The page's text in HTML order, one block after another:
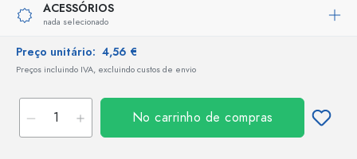
ACESSÓRIOS
nada selecionado
Preço unitário: 4,56 €
Preços incluindo IVA, excluindo custos de envio
No carrinho de compras